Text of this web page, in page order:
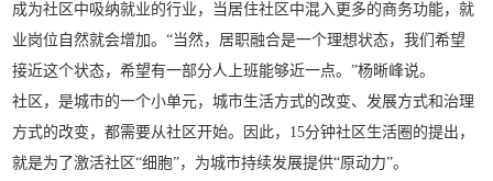
成为社区中吸纳就业的行业，当居住社区中混入更多的商务功能，就
业岗位自然就会增加。“当然，居职融合是一个理想状态，我们希望
接近这个状态，希望有一部分人上班能够近一点。”杨晰峰说。
社区，是城市的一个小单元，城市生活方式的改变、发展方式和治理
方式的改变，都需要从社区开始。因此，15分钟社区生活圈的提出，
就是为了激活社区“细胞”，为城市持续发展提供“原动力”。